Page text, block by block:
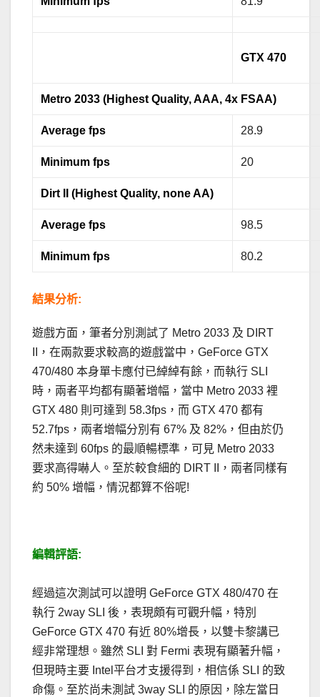
GTX 470
Metro 2033 (Highest Quality, AAA, 4x FSAA)
Average fps 28.9
Minimum fps 20
Dirt II (Highest Quality, none AA)
Average fps 98.5
Minimum fps 80.2
結果分析:
遊戲方面，筆者分別測試了 Metro 2033 及 DIRT
II，在兩款要求較高的遊戲當中，GeForce GTX
470/480 本身單卡應付已綽綽有餘，而執行 SLI
時，兩者平均都有顯著增幅，當中 Metro 2033 裡
GTX 480 則可達到 58.3fps，而 GTX 470 都有
52.7fps，兩者增幅分別有 67% 及 82%，但由於仍
然未達到 60fps 的最順暢標準，可見 Metro 2033
要求高得嚇人。至於較食細的 DIRT II，兩者同樣有
約 50% 增幅，情況都算不俗呢!
編輯評語:
經過這次測試可以證明 GeForce GTX 480/470 在
執行 2way SLI 後，表現頗有可觀升幅，特別
GeForce GTX 470 有近 80%增長，以雙卡黎講已
經非常理想。雖然 SLI 對 Fermi 表現有顯著升幅，
但現時主要 Intel平台才支援得到，相信係 SLI 的致
命傷。至於尚未測試 3way SLI 的原因，除左當日